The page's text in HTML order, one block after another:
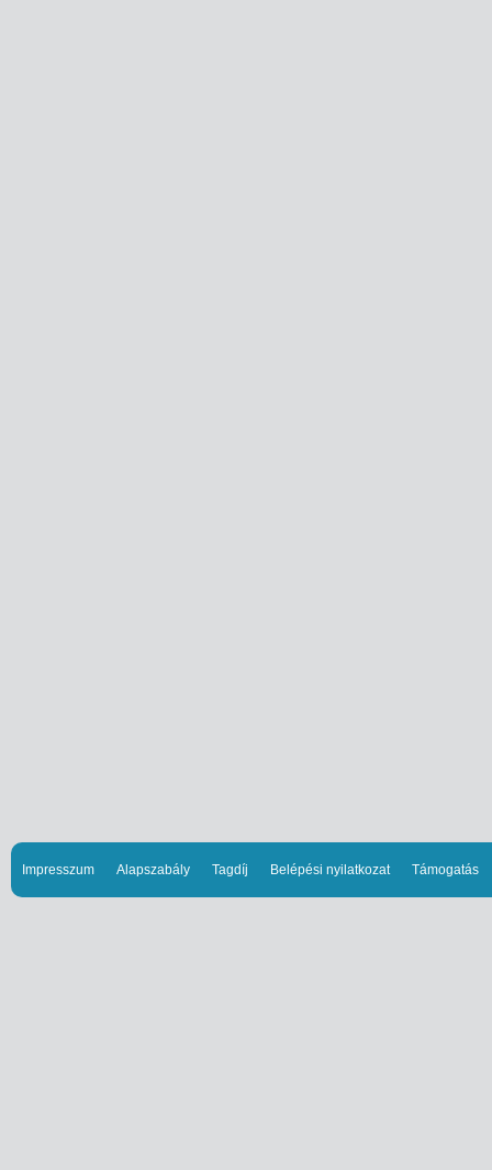
Impresszum Alapszabály Tagdíj Belépési nyilatkozat Támogatás